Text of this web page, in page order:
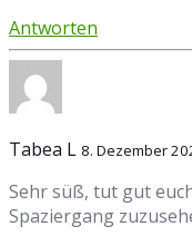
Antworten
Tabea L 8. Dezember
Sehr süß, tut gut
Spaziergang